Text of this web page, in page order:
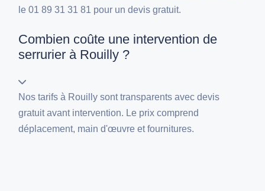
le 01 89 31 31 81 pour un devis gratuit.
Combien coûte une intervention de
serrurier à Rouilly ?
Nos tarifs à Rouilly sont transparents avec devis
gratuit avant intervention. Le prix comprend
déplacement, main d'œuvre et fournitures.